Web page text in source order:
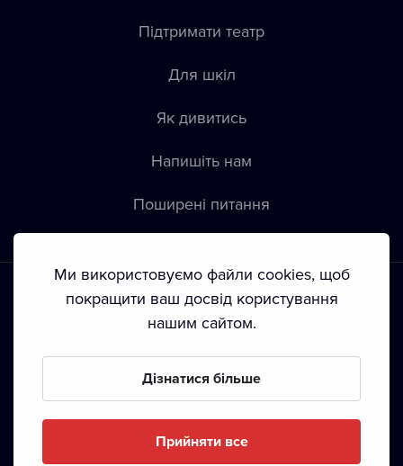
Підтримати театр
Для шкіл
Як дивитись
Напишіть нам
Пoширені питання
Положення й умови • Конфіденційність • Автoрські права
Ми використовуємо файли cookies, щоб
покращити ваш досвід користування
нашим сайтом.
Дізнатися більше
Прийняти все